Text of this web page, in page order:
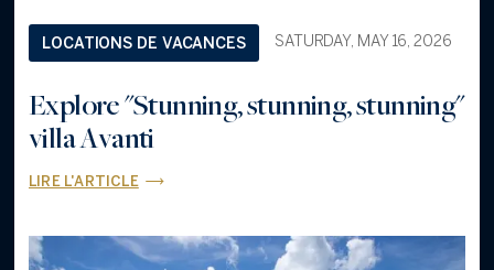
LOCATIONS DE VACANCES SATURDAY, MAY 16, 2026
Explore ''Stunning, stunning, stunning''
villa Avanti
LIRE L'ARTICLE